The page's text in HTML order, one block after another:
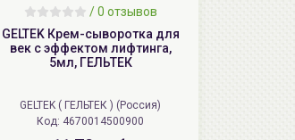
/0 отзывов
GELTEK Крем-сыворотка для
век с эффектом лифтинга,
5мл, ГЕЛЬТЕК
GELTEK ( ГЕЛЬТЕК ) (Россия)
Код: 4670014500900